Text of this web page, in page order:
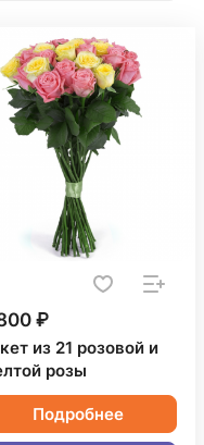
₽
из 21 розовой и
розы
Подробнее